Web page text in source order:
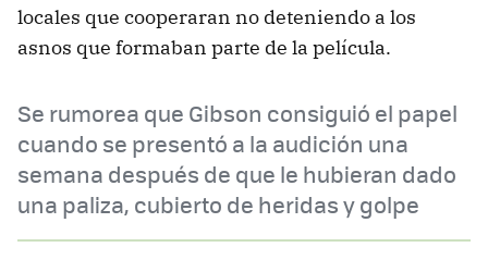
locales que cooperaran no deteniendo a los
asnos que formaban parte de la película.
Se rumorea que Gibson consiguió el papel
cuando se presentó a la audición una
semana después de que le hubieran dado
una paliza, cubierto de heridas y golpe